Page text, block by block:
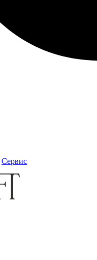
Сервис